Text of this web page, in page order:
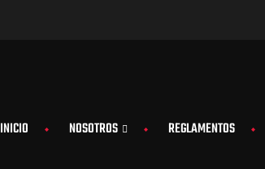
INICIO NOSOTROS REGLAMENTOS